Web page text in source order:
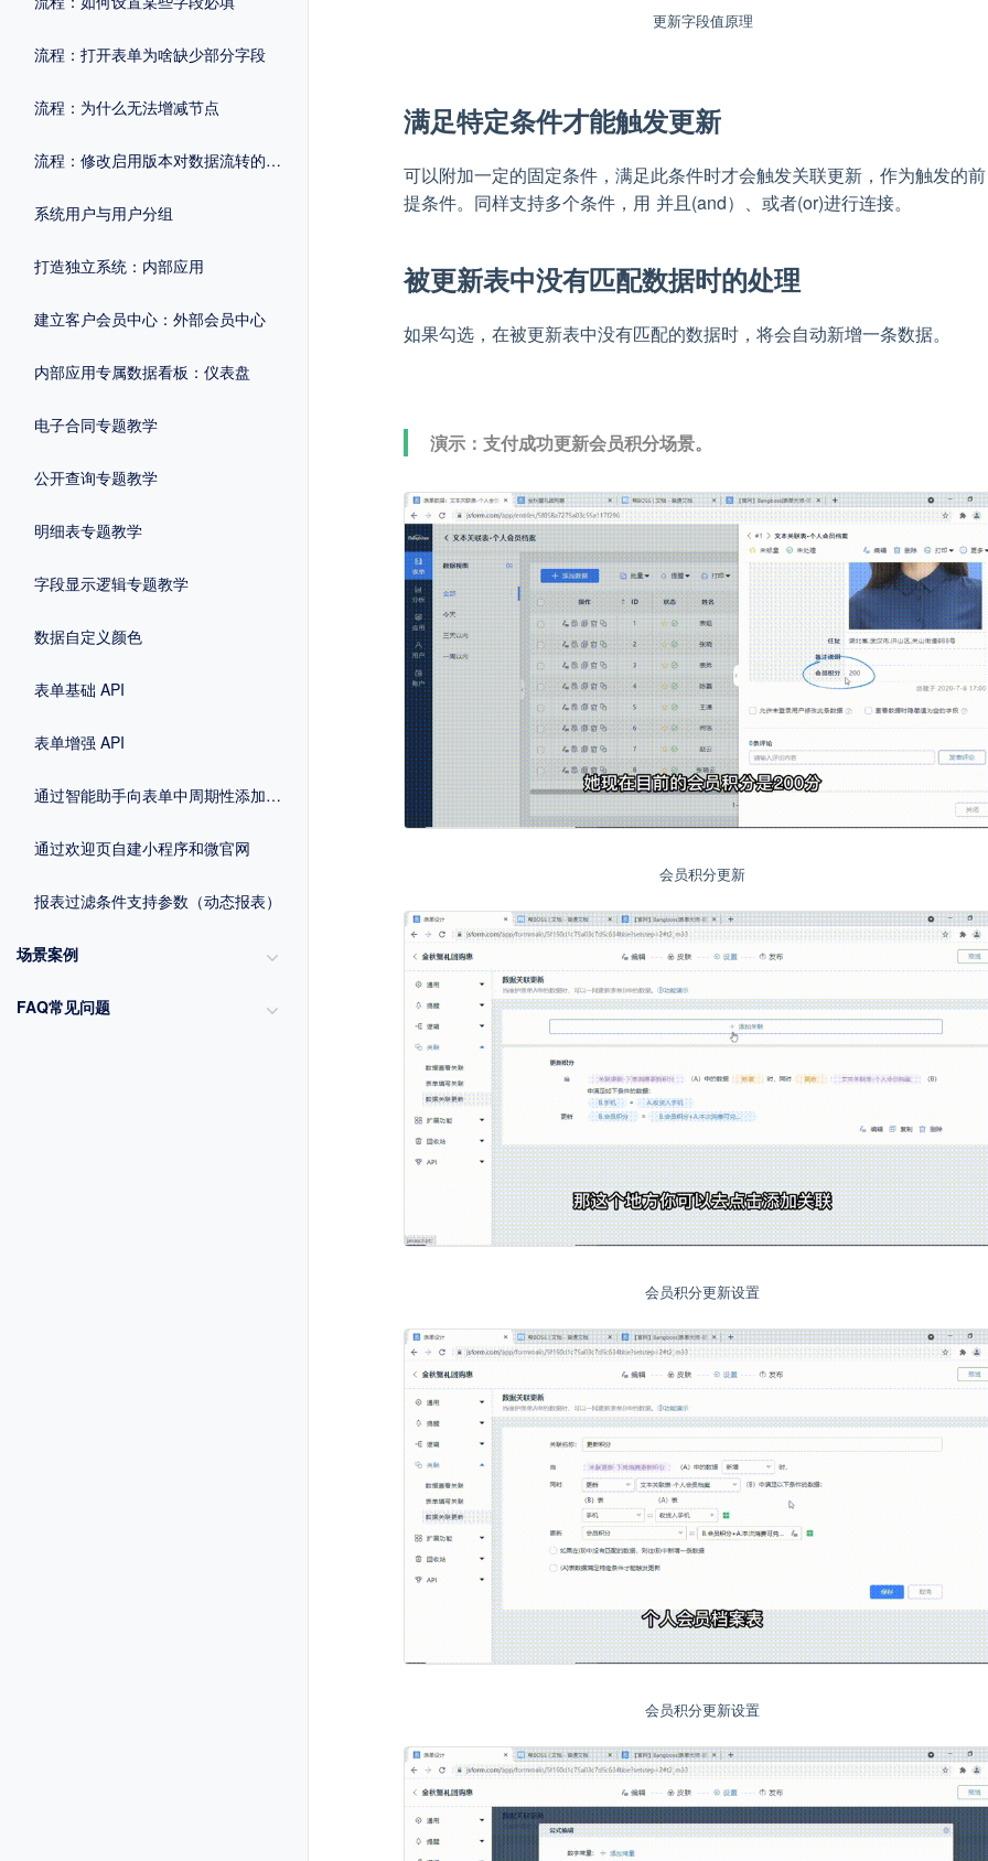
流程：打开表单为啥缺少部分字段
流程：为什么无法增减节点
流程：修改启用版本对数据流转的影响
系统用户与用户分组
打造独立系统：内部应用
建立客户会员中心：外部会员中心
内部应用专属数据看板：仪表盘
电子合同专题教学
公开查询专题教学
明细表专题教学
字段显示逻辑专题教学
数据自定义颜色
表单基础 API
表单增强 API
通过智能助手向表单中周期性添加数据
通过欢迎页自建小程序和微官网
报表过滤条件支持参数（动态报表）
场景案例
FAQ常见问题
更新字段值原理
满足特定条件才能触发更新
可以附加一定的固定条件，满足此条件时才会触发关联更新，作为触发的前
提条件。同样支持多个条件，用 并且(and）、或者(or)进行连接。
被更新表中没有匹配数据时的处理
如果勾选，在被更新表中没有匹配的数据时，将会自动新增一条数据。
演示：支付成功更新会员积分场景。
会员积分更新
会员积分更新设置
会员积分更新设置